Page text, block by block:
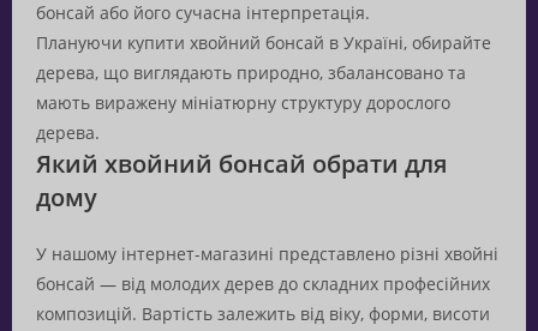
бонсай або його сучасна інтерпретація.
Плануючи купити хвойний бонсай в Україні, обирайте
дерева, що виглядають природно, збалансовано та
мають виражену мініатюрну структуру дорослого
дерева.
Який хвойний бонсай обрати для
дому
У нашому інтернет-магазині представлено різні хвойні
бонсай — від молодих дерев до складних професійних
композицій. Вартість залежить від віку, форми, висоти